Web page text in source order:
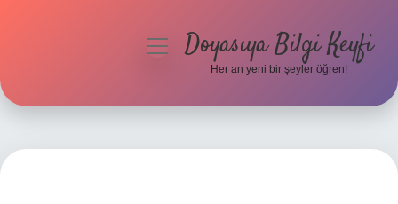
menüyüDoyasıya Bilgi Keyfi
Her an yeni bir şeyler öğren!